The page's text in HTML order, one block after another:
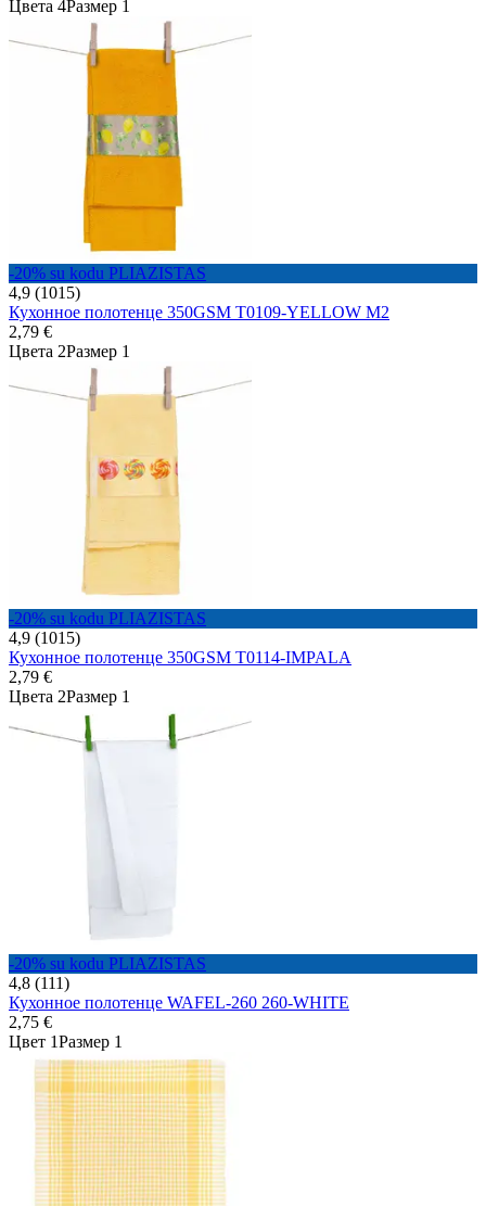
Цвета 4Размер 1
-20% su kodu PLIAZISTAS
4,9 (1015)
Кухонное полотенце 350GSM T0109-YELLOW M2
2,79 €
Цвета 2Размер 1
-20% su kodu PLIAZISTAS
4,9 (1015)
Кухонное полотенце 350GSM T0114-IMPALA
2,79 €
Цвета 2Размер 1
-20% su kodu PLIAZISTAS
4,8 (111)
Кухонное полотенце WAFEL-260 260-WHITE
2,75 €
Цвет 1Размер 1